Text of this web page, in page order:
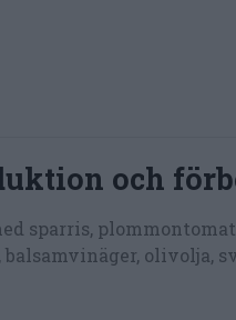
och
sparris,
olivolja,